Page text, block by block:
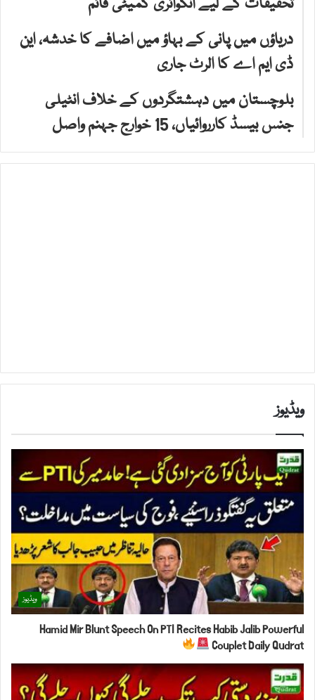
تحقیقات کے لیے انکوائری کمیٹی قائم
دریاؤں میں پانی کے بہاؤ میں اضافے کا خدشہ، این
ڈی ایم اے کا الرٹ جاری
بلوچستان میں دہشتگردوں کے خلاف انٹیلی
جنس بیسڈ کارروائیاں، 15 خوارج جہنم واصل
ویڈیوز
ویڈیوز
Hamid Mir Blunt Speech On PTI Recites Habib Jalib Powerful
Couplet Daily Qudrat